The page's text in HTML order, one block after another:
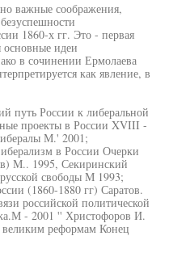
важные соображения,
1860-х гг. Это - первая
основные идеи
в сочинении Ермолаева
как явление, в
путь России к либеральной
проекты в России XVIII -
М.' 2001;
в России Очерки
М.. 1995, Секиринский
свободы М 1993;
(1860-1880 гг) Саратов.
российской политической
- 2001 '' Христофоров И.
реформам Конец